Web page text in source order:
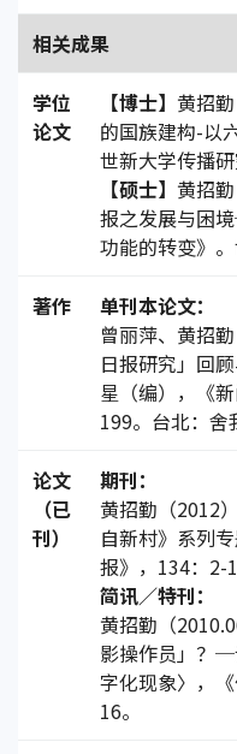
相关成果
学位
论文
【博士】 黄招
的国族建构-以
世新大学传播研
【硕士】 黄招
报之发展与困
功能的转变》
著作
单刊本论文：
曾丽萍、黄招
日报研究」回
星（编），《
199。台北：舍
论文
（已
刊）
期刊：
黄招勤（2012
自新村》系列
报》，134：2-
简讯／特刊：
黄招勤（
影操作员」？─
字化现象〉，
16。